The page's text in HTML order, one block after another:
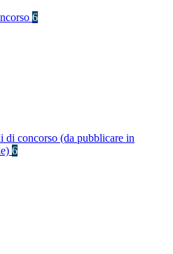
6
di concorso (da pubblicare in
6